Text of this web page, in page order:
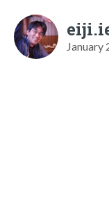
January